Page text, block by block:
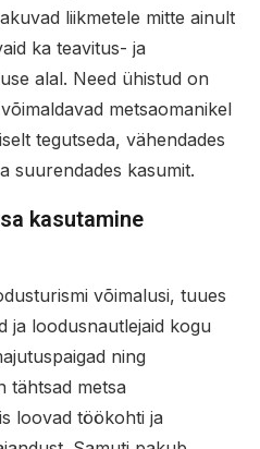
liikmetele mitte ainult
ka teavitus- ja
alal. Need ühistud on
metsaomanikel
tegutseda, vähendades
suurendades kasumit.
kasutamine
võimalusi, tuues
ja loodusnautlejaid kogu
ning
tähtsad metsa
loovad töökohti ja